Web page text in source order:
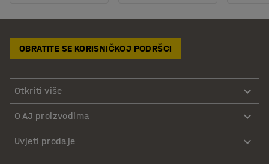
OBRATITE SE KORISNIČKOJ PODRŠCI
Otkriti više
O AJ proizvodima
Uvjeti prodaje